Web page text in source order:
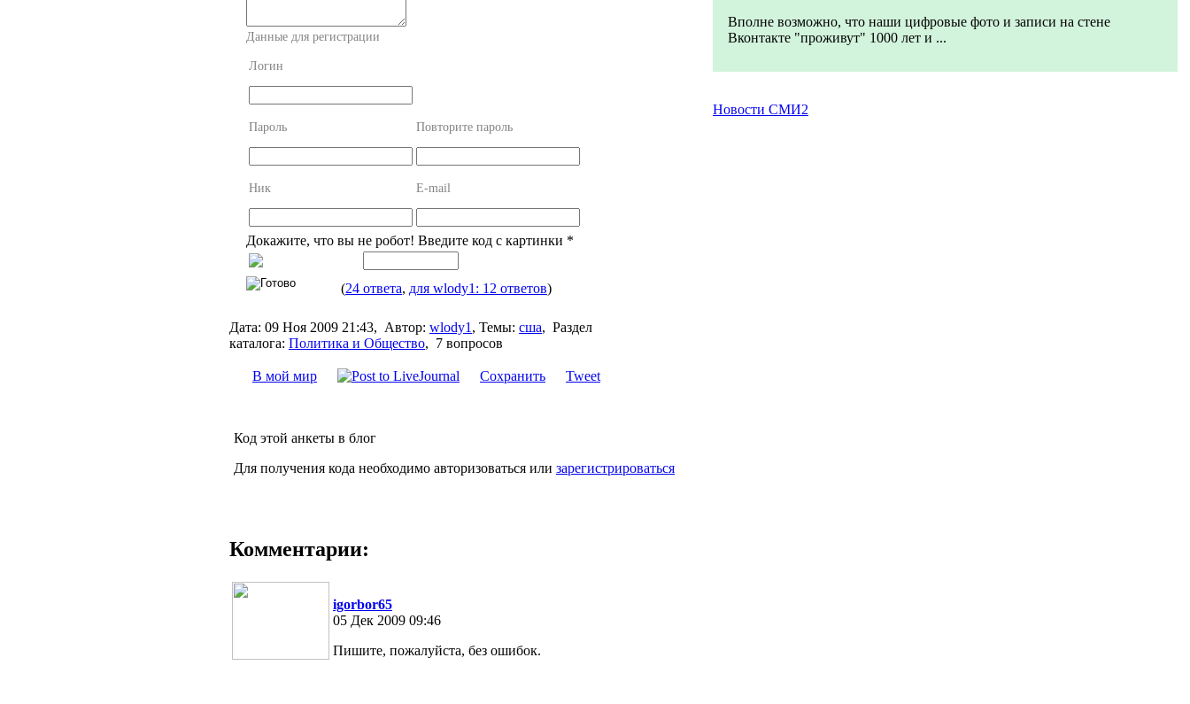
Данные для регистрации
Логин
Пароль Повторите пароль
Ник E-mail
Докажите, что вы не робот! Введите код с картинки *
(24 ответа, для wlody1: 12 ответов)
Дата: 09 Ноя 2009 21:43, Автор: wlody1 , Темы: сша, Раздел
каталога: Политика и Общество, 7 вопросов
В мой мир Сохранить Tweet
Код этой анкеты в блог
Для получения кода необходимо авторизоваться или зарегистрироваться
Комментарии:
igorbor65
05 Дек 2009 09:46
Пишите, пожалуйста, без ошибок.
Вполне возможно, что наши цифровые фото и записи на стене
Вконтакте "проживут" 1000 лет и ...
Новости СМИ2